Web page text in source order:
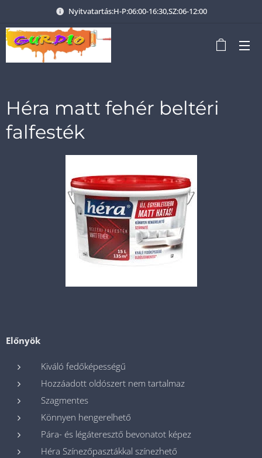
Nyitvatartás:H-P:06:00-16:30,SZ:06-12:00
Héra matt fehér beltéri
falfesték
Előnyök
Kiváló fedőképességű
Hozzáadott oldószert nem tartalmaz
Szagmentes
Könnyen hengerelhető
Pára- és légáteresztő bevonatot képez
Héra Színezőpasztákkal színezhető